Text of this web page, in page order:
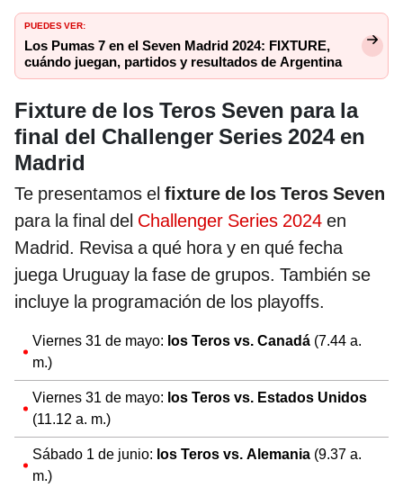
PUEDES VER:
Los Pumas 7 en el Seven Madrid 2024: FIXTURE,
cuándo juegan, partidos y resultados de Argentina
Fixture de los Teros Seven para la
final del Challenger Series 2024 en
Madrid
Te presentamos el fixture de los Teros Seven
para la final del Challenger Series 2024 en
Madrid. Revisa a qué hora y en qué fecha
juega Uruguay la fase de grupos. También se
incluye la programación de los playoffs.
Viernes 31 de mayo: los Teros vs. Canadá (7.44 a.
m.)
Viernes 31 de mayo: los Teros vs. Estados Unidos
(11.12 a. m.)
Sábado 1 de junio: los Teros vs. Alemania (9.37 a.
m.)